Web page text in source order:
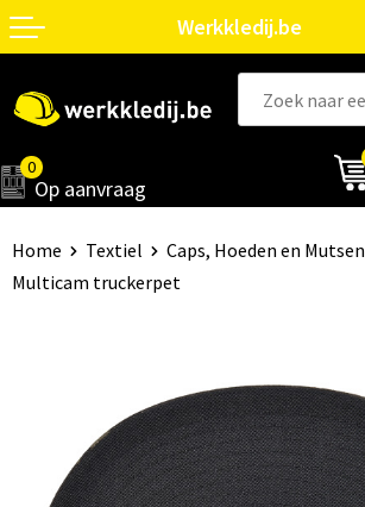
Werkkledij.be
0
Op aanvraag
Home Textiel Caps, Hoeden en Mutsen
Multicam truckerpet